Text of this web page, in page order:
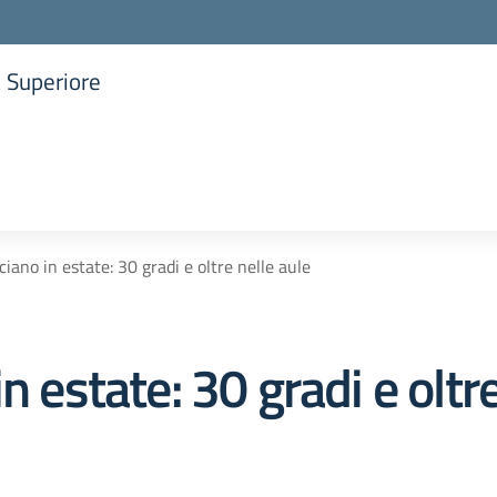
in estate: 30 gradi e oltre nelle aule
estate: 30 gradi e